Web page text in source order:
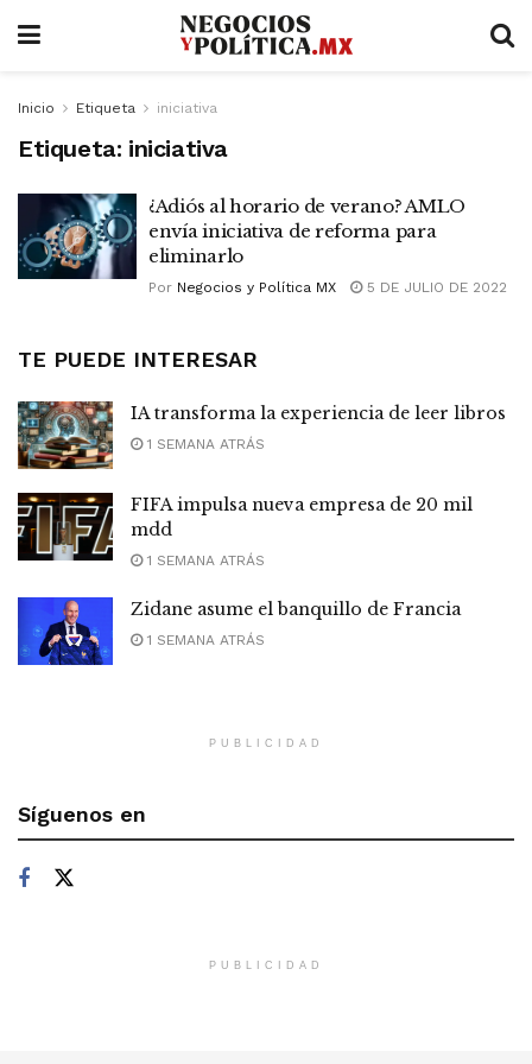
Inicio Etiqueta iniciativa
Etiqueta: iniciativa
¿Adiós al horario de verano? AMLO
envía iniciativa de reforma para
eliminarlo
Por Negocios y Política MX 5 DE JULIO DE 2022
TE PUEDE INTERESAR
IA transforma la experiencia de leer libros
1 SEMANA ATRÁS
FIFA impulsa nueva empresa de 20 mil
mdd
1 SEMANA ATRÁS
Zidane asume el banquillo de Francia
1 SEMANA ATRÁS
PUBLICIDAD
Síguenos en
PUBLICIDAD